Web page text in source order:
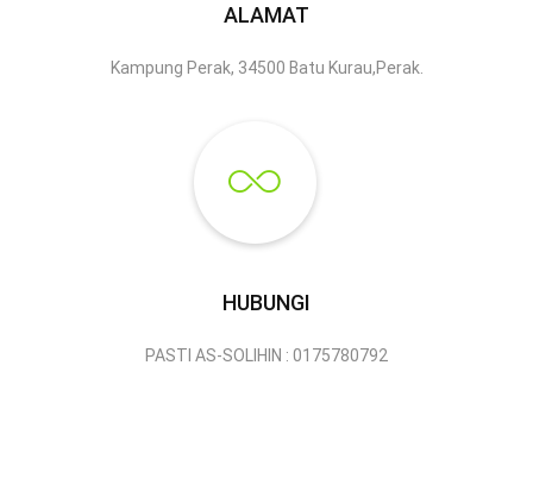
ALAMAT
Kampung Perak, 34500 Batu Kurau,Perak.
HUBUNGI
PASTI AS-SOLIHIN : 0175780792